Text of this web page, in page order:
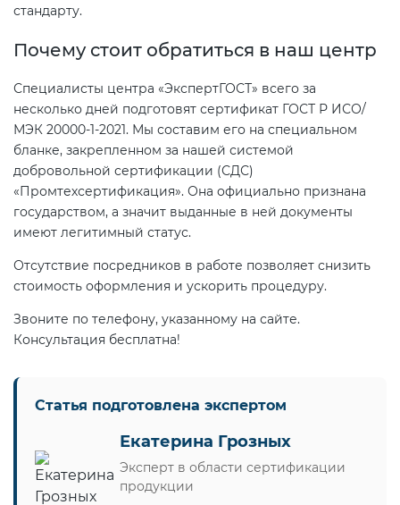
стандарту.
Почему стоит обратиться в наш центр
Специалисты центра «ЭкспертГОСТ» всего за
несколько дней подготовят сертификат ГОСТ Р ИСО/
МЭК 20000-1-2021. Мы составим его на специальном
бланке, закрепленном за нашей системой
добровольной сертификации (СДС)
«Промтехсертификация». Она официально признана
государством, а значит выданные в ней документы
имеют легитимный статус.
Отсутствие посредников в работе позволяет снизить
стоимость оформления и ускорить процедуру.
Звоните по телефону, указанному на сайте.
Консультация бесплатна!
Статья подготовлена экспертом
Екатерина Грозных
Эксперт в области сертификации
продукции